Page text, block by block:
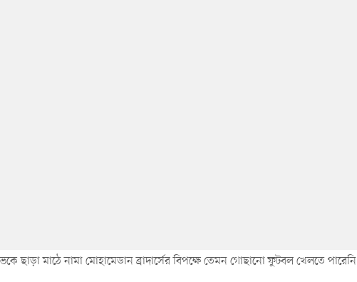
মাঠে নামা মোহামেডান ব্রাদার্সের বিপক্ষে তেমন গোছানো ফুটবল খেলতে পারেনি